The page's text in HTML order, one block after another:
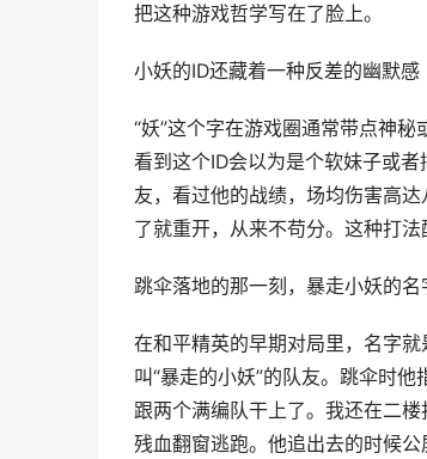
把这种游戏哲学写在了脸上。
小妖的ID还藏着一种反差的幽默感
“妖”这个字在游戏圈通常带点神
看到这个ID会以为是个软妹子或
友，看过他的战绩，场均伤害高
了就重开，从来不苟分。这种打法
跳伞落地的那一刻，暴走小妖的
在和平精英的早期对局里，名字
叫“暴走的小妖”的队友。跳伞时
跟两个满编队干上了。我还在二
残血翻窗逃跑。他追出去的时候